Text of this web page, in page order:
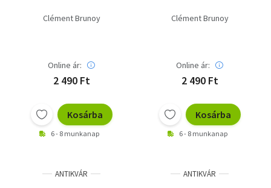
Clément Brunoy
Online ár:
2 490 Ft
Kosárba
6 - 8 munkanap
Clément Brunoy
Online ár:
2 490 Ft
Kosárba
6 - 8 munkanap
ANTIKVÁR ANTIKVÁR